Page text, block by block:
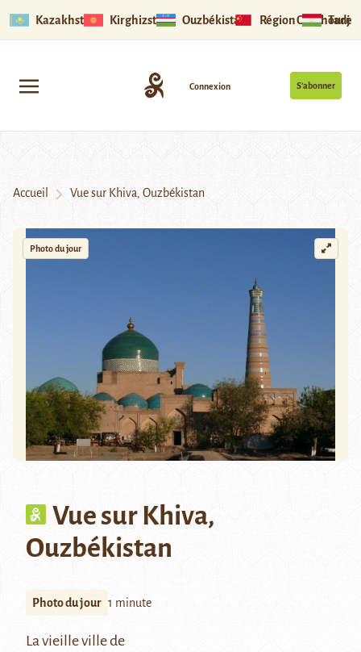
Kazakhstan Kirghizstan Ouzbékistan Région Ouïghoure
S’abonner
Connexion
Accueil Vue sur Khiva, Ouzbékistan
Photo du jour
Vue sur Khiva,
Ouzbékistan
Photo du jour 1 minute
La vieille ville de